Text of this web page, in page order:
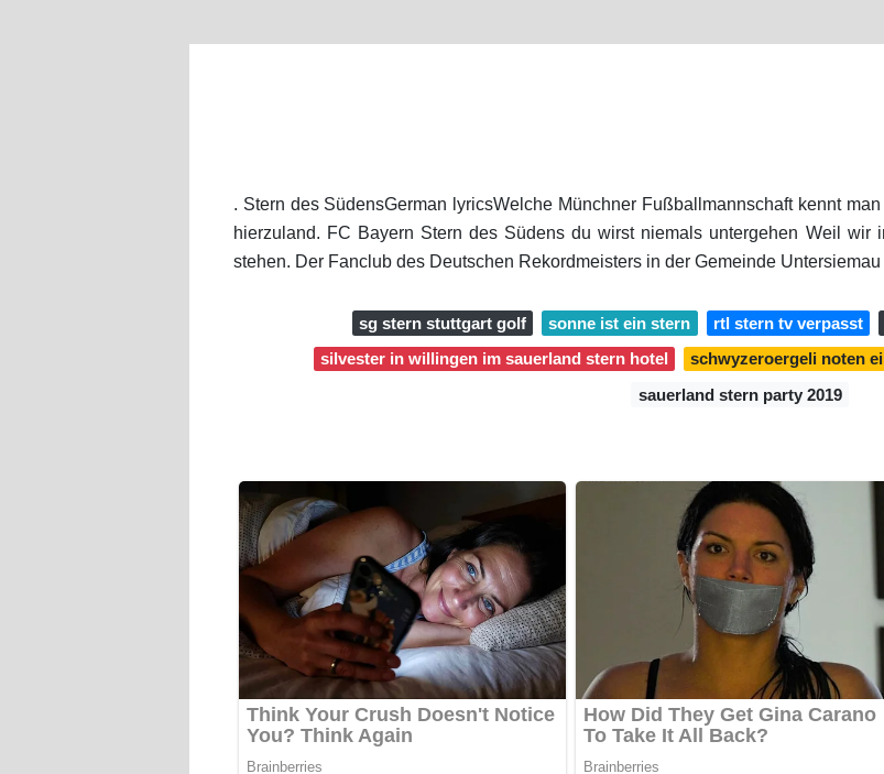
. Stern des SüdensGerman lyricsWelche Münchner Fußballmannschaft kennt
hierzuland. FC Bayern Stern des Südens du wirst niemals untergehen Weil
stehen. Der Fanclub des Deutschen Rekordmeisters in der Gemeinde
sg stern stuttgart golf sonne ist ein stern rtl stern tv verpasst
silvester in willingen im sauerland stern hotel
schwyzeroergeli noten
sauerland stern party 2019